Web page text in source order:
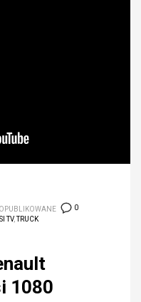
0
OPUBLIKOWANE
TV,
TRUCK
1080